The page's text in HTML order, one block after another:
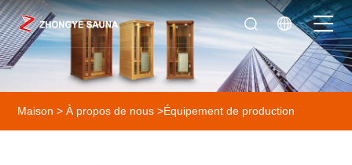
Maison > À propos de nous >Équipement de production